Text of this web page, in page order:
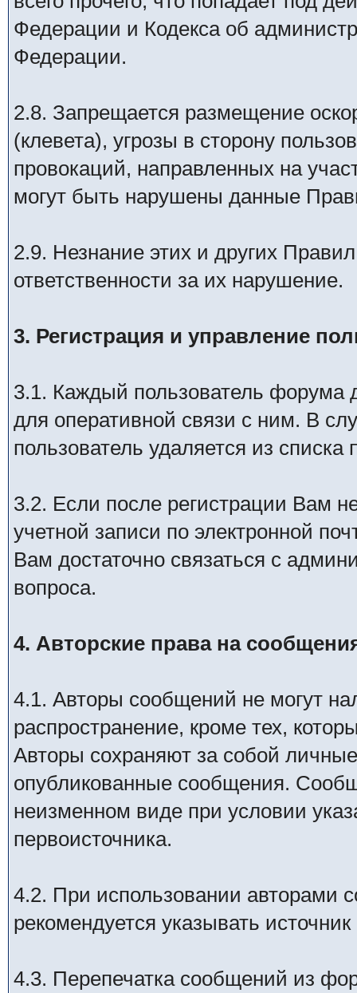
Федерации и Кодекса об
Федерации.
2.8. Запрещается размещение
(клевета), угрозы в сторону
провокаций, направленных на
могут быть нарушены данные
2.9. Незнание этих и других
ответственности за их нарушение.
3. Регистрация и управление
3.1. Каждый пользователь
для оперативной связи с ним. В
пользователь удаляется из
3.2. Если после регистрации Вам
учетной записи по электронной
Вам достаточно связаться с
вопроса.
4. Авторские права на
4.1. Авторы сообщений не могут
распространение, кроме тех,
Авторы сохраняют за собой
опубликованные сообщения.
неизменном виде при условии
первоисточника.
4.2. При использовании авторами
рекомендуется указывать
4.3. Перепечатка сообщений из